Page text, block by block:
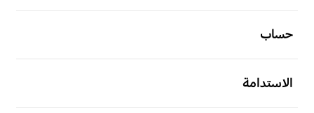
حساب
الاستدامة